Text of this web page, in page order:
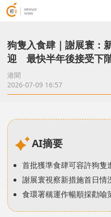
狗隻入食肆｜謝展寰：
迎 最快半年後接受下
港聞
2026-07-09 16:57
AI摘要
首批獲準食肆可容許狗隻
謝展寰視察新措施首日情
食環署稱運作暢順採勸喻